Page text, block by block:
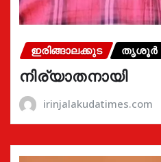
ഇരിങ്ങാലക്കുട തൃശൂർ
നിര്യാതനായി
irinjalakudatimes.com